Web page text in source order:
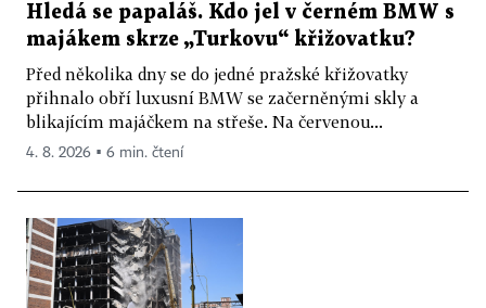
Hledá se papaláš. Kdo jel v černém BMW s
majákem skrze „Turkovu“ křižovatku?
Před několika dny se do jedné pražské křižovatky
přihnalo obří luxusní BMW se začerněnými skly a
blikajícím majáčkem na střeše. Na červenou...
4. 8. 2026 ▪ 6 min. čtení